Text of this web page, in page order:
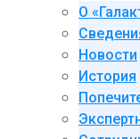
О
Новости
История